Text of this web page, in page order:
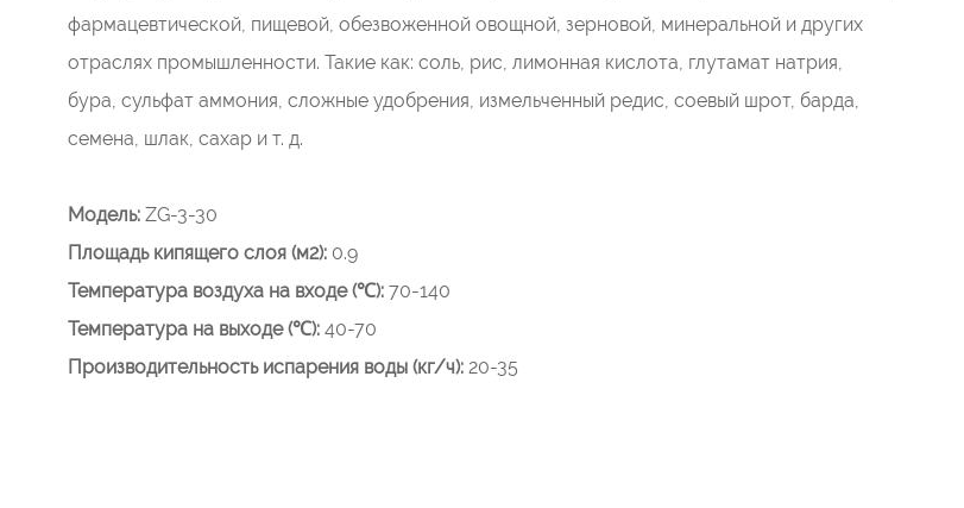
фармацевтической, пищевой, обезвоженной овощной, зерновой, минеральной и других
отраслях промышленности. Такие как: соль, рис, лимонная кислота, глутамат натрия,
бура, сульфат аммония, сложные удобрения, измельченный редис, соевый шрот, барда,
семена, шлак, сахар и т. д.
Модель:ZG-3-30
Площадь кипящего слоя (м2): 0.9
Температура воздуха на входе (℃):70-140
Температура на выходе (℃):40-70
Производительность испарения воды (кг/ч):20-35